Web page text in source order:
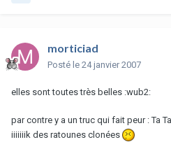
morticiad
Posté le 24 janvier 2007
elles sont toutes très belles :wub2:
par contre y a un truc qui fait peur : Ta
iiiiiiik des ratounes clonées